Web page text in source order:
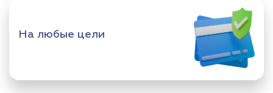
На любые цели